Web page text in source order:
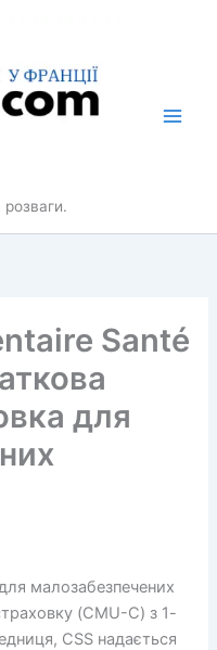
розваги.
Santé
для
малозабезпечених
(CMU-C) з 1-
CSS надається